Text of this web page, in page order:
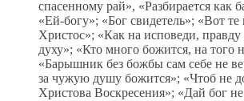
спасенному рай», «Разбирается как
«Ей-богу»; «Бог свидетель»; «Вот те
Христос»; «Как на исповеди,
духу»; «Кто много божится, на того
«Барышник без божбы сам себе не
за чужую душу божится»; «Чтоб не
Христова Воскресения»; «Дай бог не